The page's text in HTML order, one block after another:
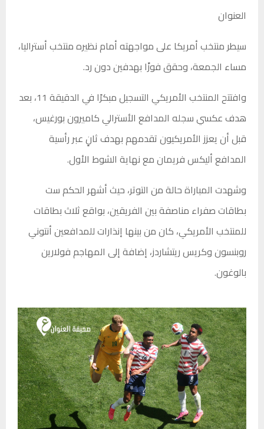
العنوان
سيطر منتخب أمريكا على مواجهته أمام نظيره منتخب أستراليا،
مساء الجمعة، وحقق فوزًا بهدفين دون رد.
وافتتح المنتخب الأمريكي التسجيل مبكرًا في الدقيقة 11، بعد
هدف عكسي سجله المدافع الأسترالي كاميرون بورغيس،
قبل أن يعزز الأمريكيون تقدمهم بهدف ثانٍ عبر رأسية
المدافع أليكس فريمان مع نهاية الشوط الأول.
وشهدت المباراة حالة من التوتر، حيث أشهر الحكم ست
بطاقات صفراء مناصفة بين الفريقين، بواقع ثلاث بطاقات
للمنتخب الأمريكي، كان من بينها إنذارات للمدافعين أنتوني
روبنسون وكريس ريتشاردز، إضافة إلى المهاجم فولارين
بالوغون.